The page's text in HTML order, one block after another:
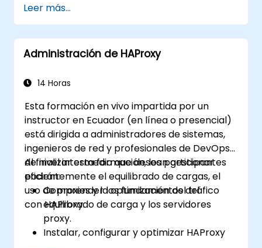
procesamiento de IA descentralizado.
Reducir la latencia y mejorar la toma de
decisiones en tiempo real en entornos de
edge computing.
privacidad de los datos y las limitaciones
Leer más...
Administración de HAProxy
14 Horas
Esta formación en vivo impartida por un
instructor en Ecuador (en línea o presencial)
está dirigida a administradores de sistemas,
ingenieros de red y profesionales de DevOps
de nivel intermedio que desean gestionar
eficientemente el equilibrado de cargas, el
uso de proxies y la optimización del tráfico
con HAProxy.
Al finalizar esta formación, los participantes
podrán:
Comprender los fundamentos del
equilibrado de carga y los servidores
proxy.
Instalar, configurar y optimizar HAProxy